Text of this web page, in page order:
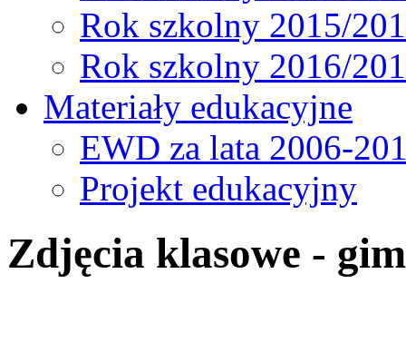
Rok szkolny 2015/
Rok szkolny 2016/
Materiały edukacyjne
EWD za lata 2006-
Projekt edukacyjny
Zdjęcia klasowe -